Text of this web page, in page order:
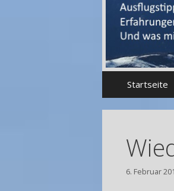
Startseite
6. Februar